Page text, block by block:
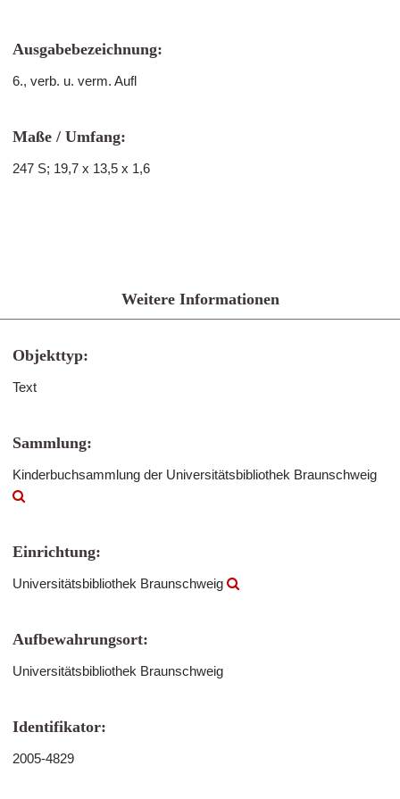
Ausgabebezeichnung:
6., verb. u. verm. Aufl
Maße / Umfang:
247 S; 19,7 x 13,5 x 1,6
Weitere Informationen
Objekttyp:
Text
Sammlung:
Kinderbuchsammlung der Universitätsbibliothek Braunschweig
Einrichtung:
Universitätsbibliothek Braunschweig
Aufbewahrungsort:
Universitätsbibliothek Braunschweig
Identifikator:
2005-4829